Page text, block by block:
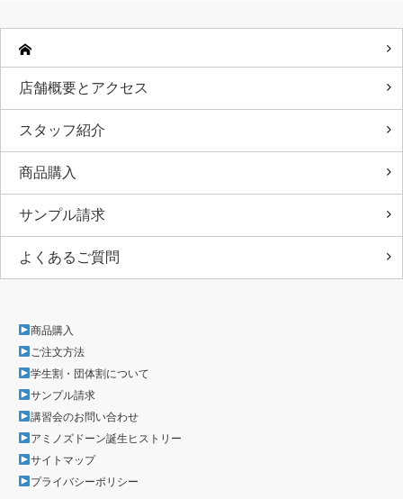
店舗概要とアクセス
スタッフ紹介
商品購入
サンプル請求
よくあるご質問
商品購入
ご注文方法
学生割・団体割について
サンプル請求
講習会のお問い合わせ
アミノズドーン誕生ヒストリー
サイトマップ
プライバシーポリシー